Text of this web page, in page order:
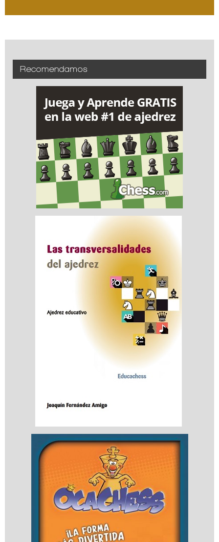
Recomendamos